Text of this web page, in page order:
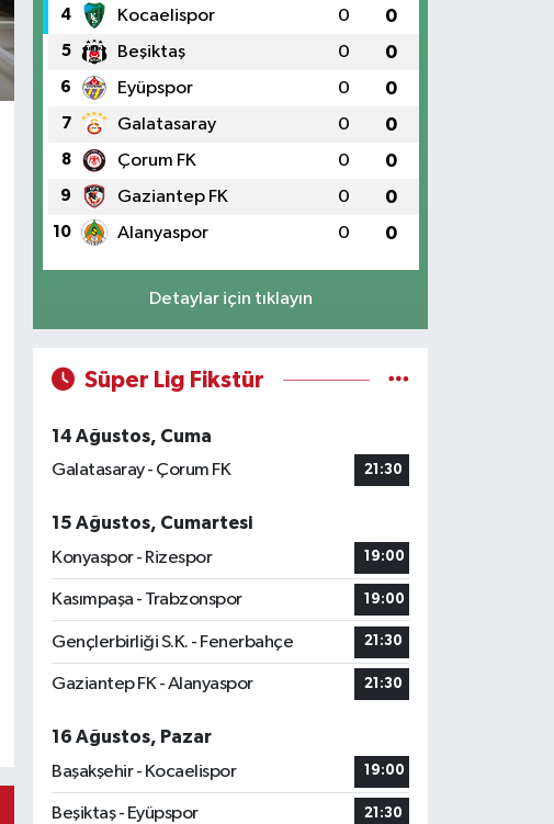
4 Kocaelispor 0 0
5 Beşiktaş 0 0
6 Eyüpspor 0 0
7 Galatasaray 0 0
8 Çorum FK 0 0
9 Gaziantep FK 0 0
10 Alanyaspor 0 0
Detaylar için tıklayın
Süper Lig Fikstür
14 Ağustos, Cuma
Galatasaray - Çorum FK
21:30
15 Ağustos, Cumartesi
Konyaspor - Rizespor
19:00
Kasımpaşa - Trabzonspor 19:00
Gençlerbirliği S.K. - Fenerbahçe 21:30
Gaziantep FK - Alanyaspor 21:30
16 Ağustos, Pazar
Başakşehir - Kocaelispor
19:00
Beşiktaş - Eyüpspor 21:30